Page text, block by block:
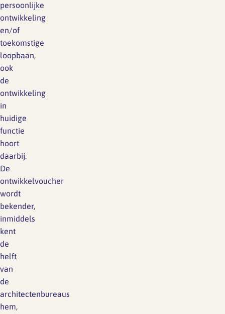
persoonlijke
ontwikkeling
en/of
toekomstige
loopbaan,
ook
de
ontwikkeling
in
huidige
functie
hoort
daarbij.
De
ontwikkelvoucher
wordt
bekender,
inmiddels
kent
de
helft
van
de
architectenbureaus
hem,